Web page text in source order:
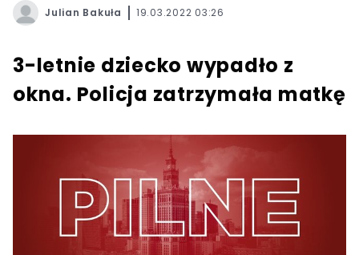
Julian Bakuła 19.03.2022 03:26
3-letnie dziecko wypadło z
okna. Policja zatrzymała matkę